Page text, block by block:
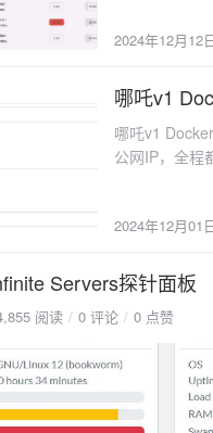
'</div>'; } } ?>
ip:8080应该
install -y
'https://
/usr/share/
至/artserver
z3.设置caddy配置文件
reverse_proxy /api* 127.0.0.1:8080 file_server { root /artserver } 4.启动
restart caddy
https://
运行bash
要和之前设置
2024年12月12
2024-12-01
哪吒v1
哪吒v1
公网IP，全程
one/
https://
docker compose
ghcr.io/nezhahq/nezha
nginx:stable-alpine
dashboard tunnel: image: cloudflare/cloudflared restart: always command: tunnel run --
protocol http2 environment: -
2024年12月01
Servers探针面板
阅读 0 评论 0 点赞